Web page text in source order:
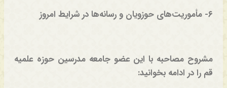
۶- مأموریت‌های حوزویان و رسانه‌ها در شرایط امروز
مشروح مصاحبه با این عضو جامعه مدرسین حوزه علمیه
قم را در ادامه بخوانید: